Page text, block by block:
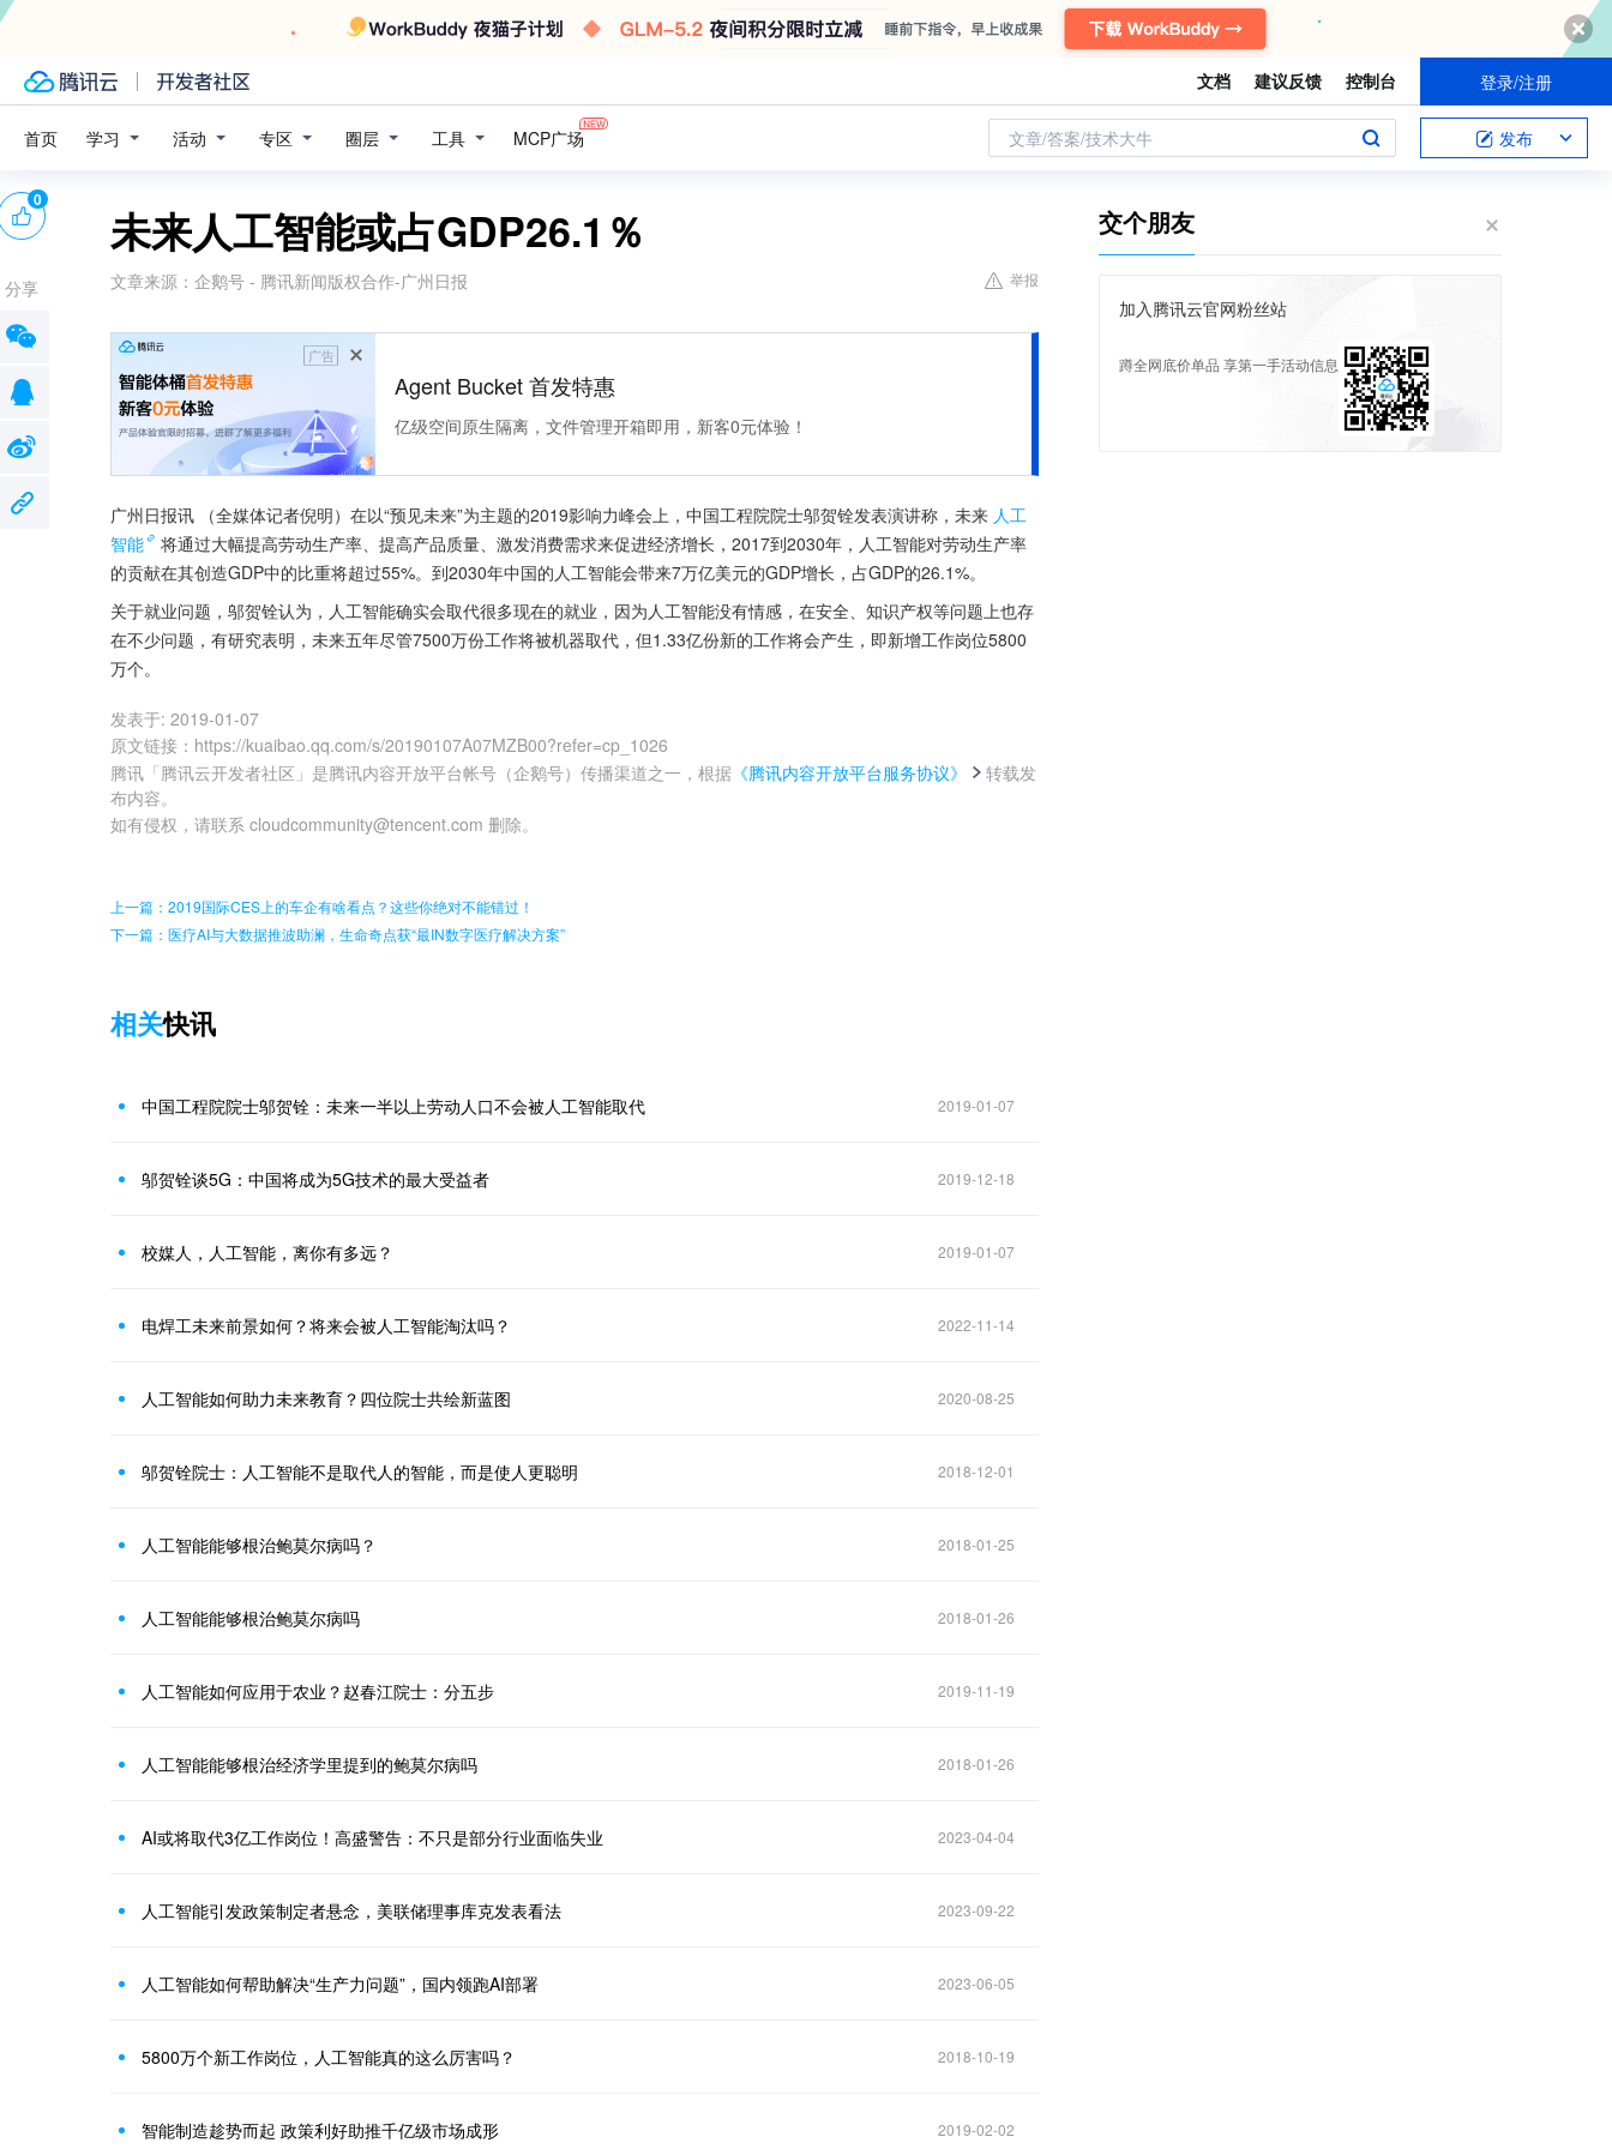
文档 建议反馈 控制台 登录/注册
首页 学习 活动 专区 圈层 工具 MCP广场 文章/答案/技术大牛 发布
未来人工智能或占GDP26.1％
文章来源： 企鹅号 - 腾讯新闻版权合作-广州日报 举报
广告
Agent Bucket 首发特惠
亿级空间原生隔离，文件管理开箱即用，新客0元体验！
广州日报讯 （全媒体记者倪明）在以“预见未来”为主题的2019影响力峰会上，中国工程院院士邬贺铨发表演讲称，未来 人工
智能
将通过大幅提高劳动生产率、提高产品质量、激发消费需求来促进经济增长，2017到2030年，人工智能对劳动生产率
的贡献在其创造GDP中的比重将超过55%。到2030年中国的人工智能会带来7万亿美元的GDP增长，占GDP的26.1%。
关于就业问题，邬贺铨认为，人工智能确实会取代很多现在的就业，因为人工智能没有情感，在安全、知识产权等问题上也存
在不少问题，有研究表明，未来五年尽管7500万份工作将被机器取代，但1.33亿份新的工作将会产生，即新增工作岗位5800
万个。
发表于: 2019-01-07
原文链接 ： https://kuaibao.qq.com/s/20190107A07MZB00?refer=cp_1026
腾讯「腾讯云开发者社区」是腾讯内容开放平台帐号（企鹅号）传播渠道之一，根据 《腾讯内容开放平台服务协议》
转载发
布内容。
如有侵权，请联系 cloudcommunity@tencent.com 删除。
0
分享
上一篇：2019国际CES上的车企有啥看点？这些你绝对不能错过！
下一篇：医疗AI与大数据推波助澜，生命奇点获“最IN数字医疗解决方案”
相关快讯
中国工程院院士邬贺铨：未来一半以上劳动人口不会被人工智能取代 2019-01-07
邬贺铨谈5G：中国将成为5G技术的最大受益者 2019-12-18
校媒人，人工智能，离你有多远？ 2019-01-07
电焊工未来前景如何？将来会被人工智能淘汰吗？ 2022-11-14
人工智能如何助力未来教育？四位院士共绘新蓝图 2020-08-25
邬贺铨院士：人工智能不是取代人的智能，而是使人更聪明 2018-12-01
人工智能能够根治鲍莫尔病吗？ 2018-01-25
人工智能能够根治鲍莫尔病吗 2018-01-26
人工智能如何应用于农业？赵春江院士：分五步 2019-11-19
人工智能能够根治经济学里提到的鲍莫尔病吗 2018-01-26
AI或将取代3亿工作岗位！高盛警告：不只是部分行业面临失业 2023-04-04
人工智能引发政策制定者悬念，美联储理事库克发表看法 2023-09-22
人工智能如何帮助解决“生产力问题”，国内领跑AI部署 2023-06-05
5800万个新工作岗位，人工智能真的这么厉害吗？ 2018-10-19
智能制造趁势而起 政策利好助推千亿级市场成形 2019-02-02
交个朋友
加入腾讯云官网粉丝站
蹲全网底价单品 享第一手活动信息